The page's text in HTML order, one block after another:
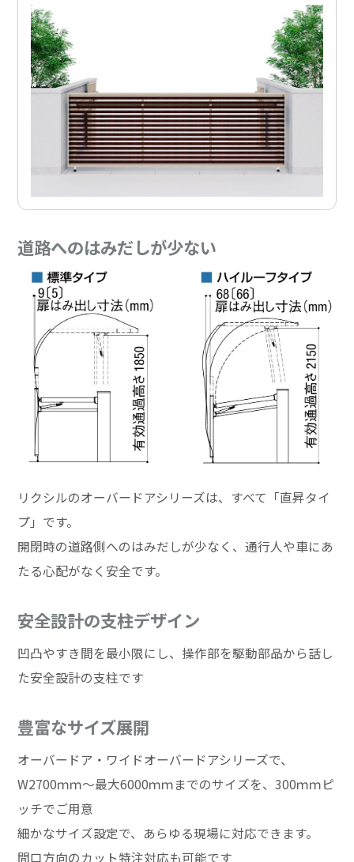
道路へのはみだしが少ない
リクシルのオーバードアシリーズは、すべて「直昇タイ
プ」です。
開閉時の道路側へのはみだしが少なく、通行人や車にあ
たる心配がなく安全です。
安全設計の支柱デザイン
凹凸やすき間を最小限にし、操作部を駆動部品から話し
た安全設計の支柱です
豊富なサイズ展開
オーバードア・ワイドオーバードアシリーズで、
W2700ｍｍ～最大6000ｍｍまでのサイズを、300ｍｍピ
ッチでご用意
細かなサイズ設定で、あらゆる現場に対応できます。
間口方向のカット特注対応も可能です